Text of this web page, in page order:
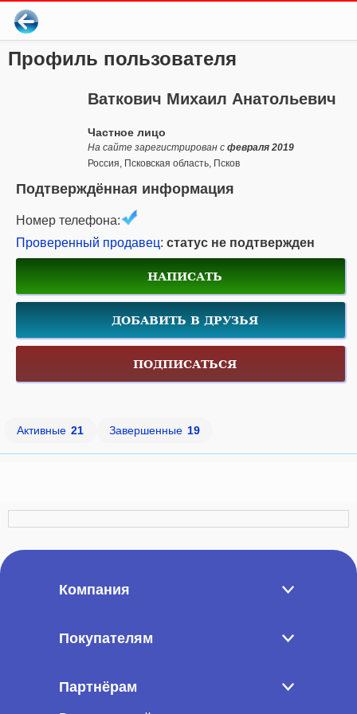
Профиль пользователя
Ваткович Михаил Анатольевич
Частное лицо
На сайте зарегистрирован с февраля 2019
Россия, Псковская область, Псков
Подтверждённая информация
Номер телефона:
Проверенный продавец: статус не подтвержден
НАПИСАТЬ
ДОБАВИТЬ В ДРУЗЬЯ
ПОДПИСАТЬСЯ
Активные 21 Завершенные 19
Компания
Покупателям
Партнёрам